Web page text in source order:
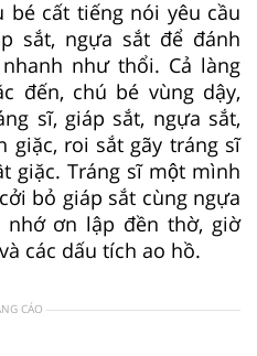
cất tiếng nói yêu cầu
sắt, ngựa sắt để đánh
như thổi. Cả làng
đến, chú bé vùng dậy,
sĩ, giáp sắt, ngựa sắt,
giặc, roi sắt gãy tráng sĩ
giặc. Tráng sĩ một mình
bỏ giáp sắt cùng ngựa
ơn lập đền thờ, giờ
các dấu tích ao hồ.
CÁO